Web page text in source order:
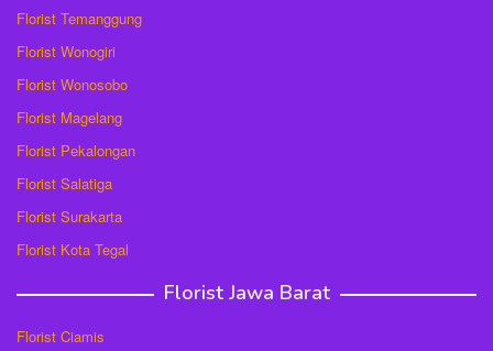
Florist Temanggung
Florist Wonogiri
Florist Wonosobo
Florist Magelang
Florist Pekalongan
Florist Salatiga
Florist Surakarta
Florist Kota Tegal
Florist Jawa Barat
Florist Ciamis